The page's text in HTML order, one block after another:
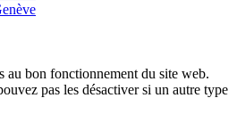
au bon fonctionnement du site web.
pas les désactiver si un autre type